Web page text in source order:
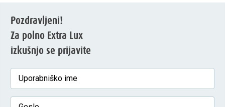
Pozdravljeni!
Za polno Extra Lux
izkušnjo se prijavite